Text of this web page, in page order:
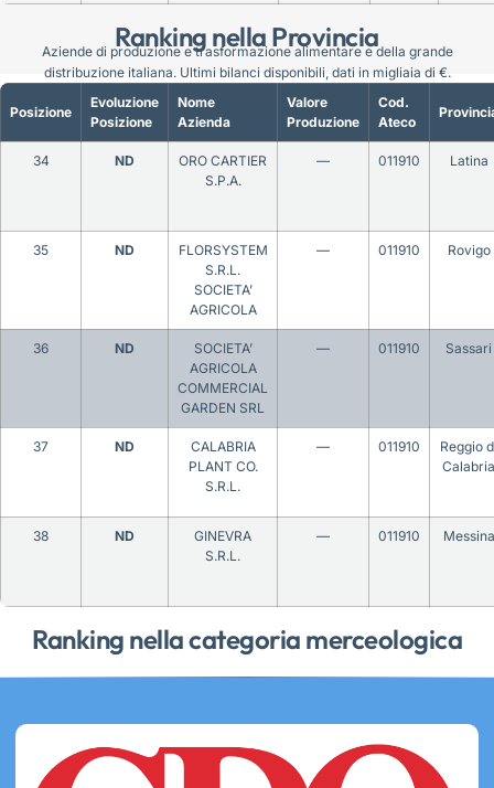
Ranking nella Provincia
Ranking nella categoria merceologica
Posizione
Evoluzione
Posizione
Nome
Azienda
Valore
Produzione
Cod.
Ateco
34 ND
ORO CARTIER
S.P.A.
— 011910 Latina
35 ND
FLORSYSTEM
S.R.L.
SOCIETA’
AGRICOLA
— 011910 Rovigo
36 ND
SOCIETA’
AGRICOLA
COMMERCIAL
GARDEN SRL
— 011910 Sassari
37 ND
CALABRIA
PLANT CO.
S.R.L.
— 011910
Reggio
Calabria
38 ND
GINEVRA
S.R.L.
— 011910 Messina
Aziende di produzione e trasformazione alimentare e della grande
distribuzione italiana. Ultimi bilanci disponibili, dati in migliaia di €.